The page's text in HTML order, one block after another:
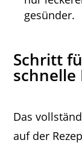
gesünder.
Schritt
schnelle
Das
auf der